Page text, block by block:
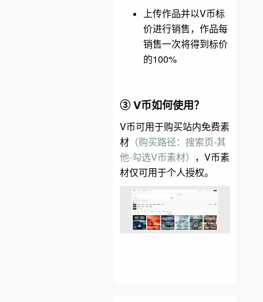
上传作品并以V币标
价进行销售，作品每
销售一次将得到标价
的100%
③V币如何使用？
V币可用于购买站内免费素
材 （购买路径：搜索页-其
他-勾选V币素材） ，V币素
材仅可用于个人授权。